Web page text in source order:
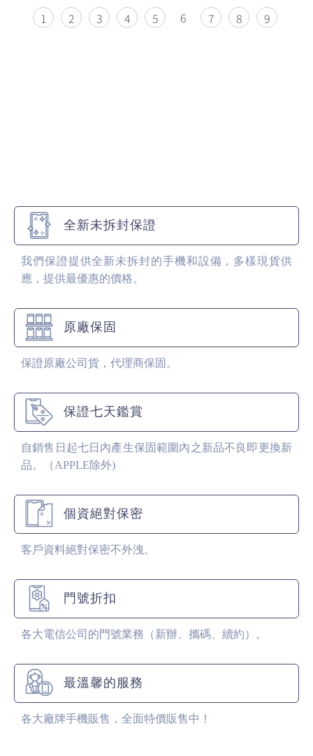
1 2 3 4 5 6 7 8 9
全新未拆封保證
我們保證提供全新未拆封的手機和設備，多樣現貨供
應，提供最優惠的價格。
原廠保固
保證原廠公司貨，代理商保固。
保證七天鑑賞
自銷售日起七日內產生保固範圍內之新品不良即更換新
品。（APPLE除外)
個資絕對保密
客戶資料絕對保密不外洩。
門號折扣
各大電信公司的門號業務（新辦、攜碼、續約）。
最溫馨的服務
各大廠牌手機販售，全面特價販售中！